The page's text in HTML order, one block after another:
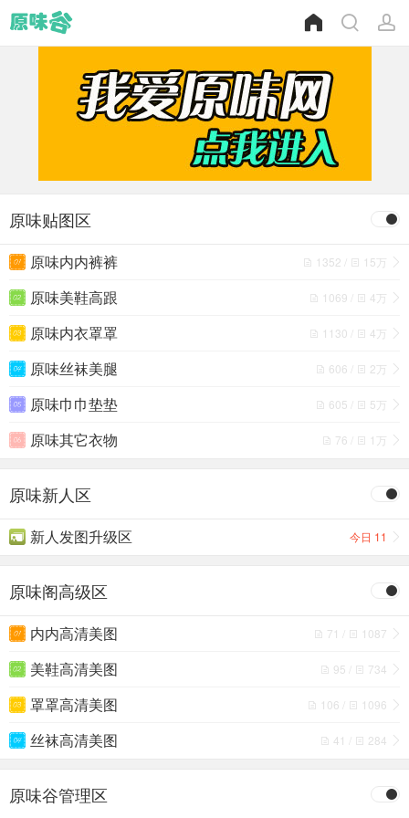
原味贴图区
原味内内裤裤 1352 / 15万
原味美鞋高跟 1069 / 4万
原味内衣罩罩 1130 / 4万
原味丝袜美腿 606 / 2万
原味巾巾垫垫 605 / 5万
原味其它衣物 76 / 1万
原味新人区
新人发图升级区 今日 11
原味阁高级区
内内高清美图 71 / 1087
美鞋高清美图 95 / 734
罩罩高清美图 106 / 1096
丝袜高清美图 41 / 284
原味谷管理区